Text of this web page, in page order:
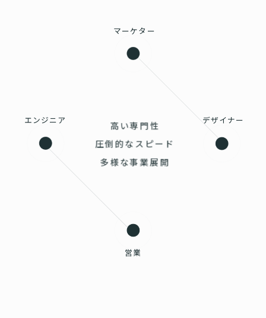
マーケター
デザイナー
営業
エンジニア
高い専門性
圧倒的なスピード
多様な事業展開